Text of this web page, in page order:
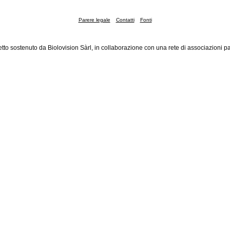
Parere legale Contatti Fonti
sostenuto da Biolovision Sàrl, in collaborazione con una rete di associazioni